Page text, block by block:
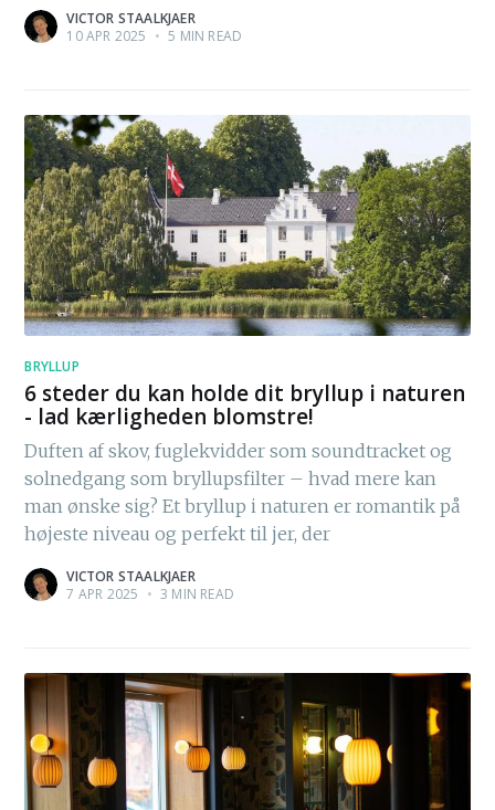
VICTOR STAALKJAER
10 APR 2025 • 5 MIN READ
BRYLLUP
6 steder du kan holde dit bryllup i naturen
- lad kærligheden blomstre!
Duften af skov, fuglekvidder som soundtracket og
solnedgang som bryllupsfilter – hvad mere kan
man ønske sig? Et bryllup i naturen er romantik på
højeste niveau og perfekt til jer, der
VICTOR STAALKJAER
7 APR 2025 • 3 MIN READ